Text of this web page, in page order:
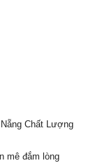
Chất Lượng
mê đắm lòng